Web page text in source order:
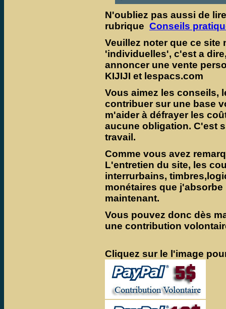
N'oubliez pas aussi de
rubrique Conseils
Veuillez noter que ce
'individuelles', c'est a
annoncer une vente
KIJIJI et lespacs.com
Vous aimez les conseils,
contribuer sur une base
m'aider à défrayer les
aucune obligation. C'est
travail.
Comme vous avez
L'entretien du site, les
interrurbains,
monétaires que
maintenant.
Vous pouvez donc dès
une contribution
Cliquez sur le l'image